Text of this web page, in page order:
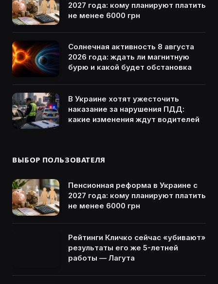
2027 года: кому планируют платить
не менее 6000 грн
Солнечная активность 8 августа
2026 года: ждать ли магнитную
бурю и какой будет обстановка
В Украине хотят ужесточить
наказание за нарушения ПДД:
какие изменения ждут водителей
ВЫБОР ПОЛЬЗОВАТЕЛЯ
Пенсионная реформа в Украине с
2027 года: кому планируют платить
не менее 6000 грн
Рейтинги Кличко сейчас «убивают»
результаты его же 5-летней
работы — Лагута